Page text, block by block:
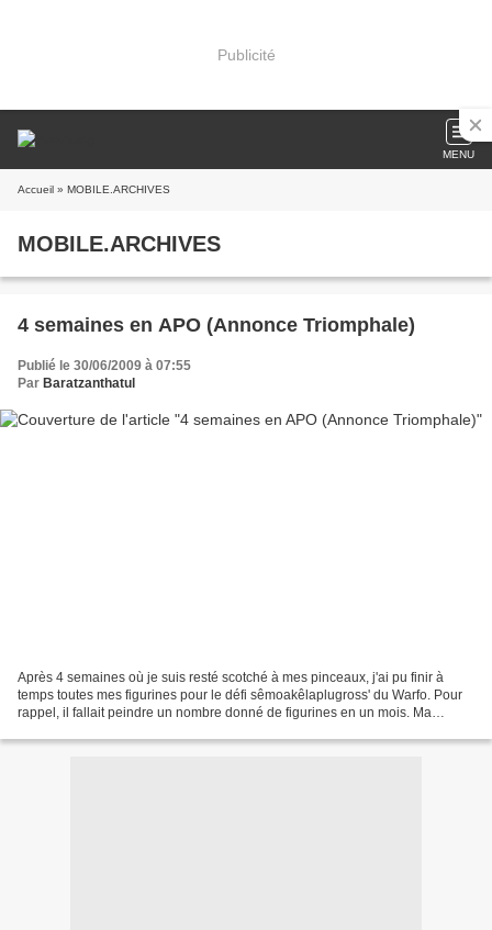
Publicité
MENU
Accueil » MOBILE.ARCHIVES
MOBILE.ARCHIVES
4 semaines en APO (Annonce Triomphale)
Publié le 30/06/2009 à 07:55
Par Baratzanthatul
Après 4 semaines où je suis resté scotché à mes pinceaux, j'ai pu finir à
temps toutes mes figurines pour le défi sêmoakêlaplugross' du Warfo. Pour
rappel, il fallait peindre un nombre donné de figurines en un mois. Ma